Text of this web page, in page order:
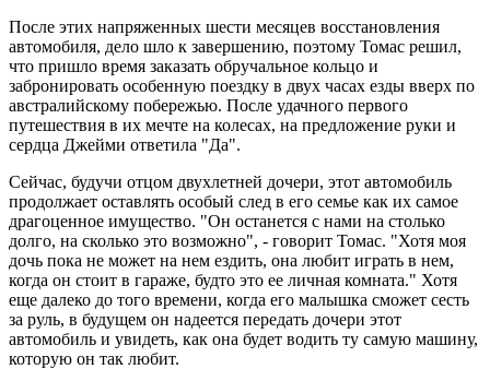
После этих напряженных шести месяцев восстановления
автомобиля, дело шло к завершению, поэтому Томас решил,
что пришло время заказать обручальное кольцо и
забронировать особенную поездку в двух часах езды вверх по
австралийскому побережью. После удачного первого
путешествия в их мечте на колесах, на предложение руки и
сердца Джейми ответила "Да".
Сейчас, будучи отцом двухлетней дочери, этот автомобиль
продолжает оставлять особый след в его семье как их самое
драгоценное имущество. "Он останется с нами на столько
долго, на сколько это возможно", - говорит Томас. "Хотя моя
дочь пока не может на нем ездить, она любит играть в нем,
когда он стоит в гараже, будто это ее личная комната." Хотя
еще далеко до того времени, когда его малышка сможет сесть
за руль, в будущем он надеется передать дочери этот
автомобиль и увидеть, как она будет водить ту самую машину,
которую он так любит.